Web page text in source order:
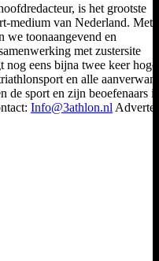
is het grootste
medium van Nederland. Met
we toonaangevend en
met zustersite
eens bijna twee keer
en alle
de sport en zijn beoefenaars
Info@3athlon.nl